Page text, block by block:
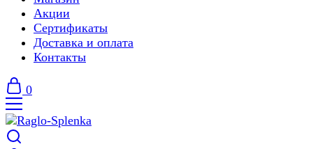
Акции
Сертификаты
Доставка и оплата
Контакты
0